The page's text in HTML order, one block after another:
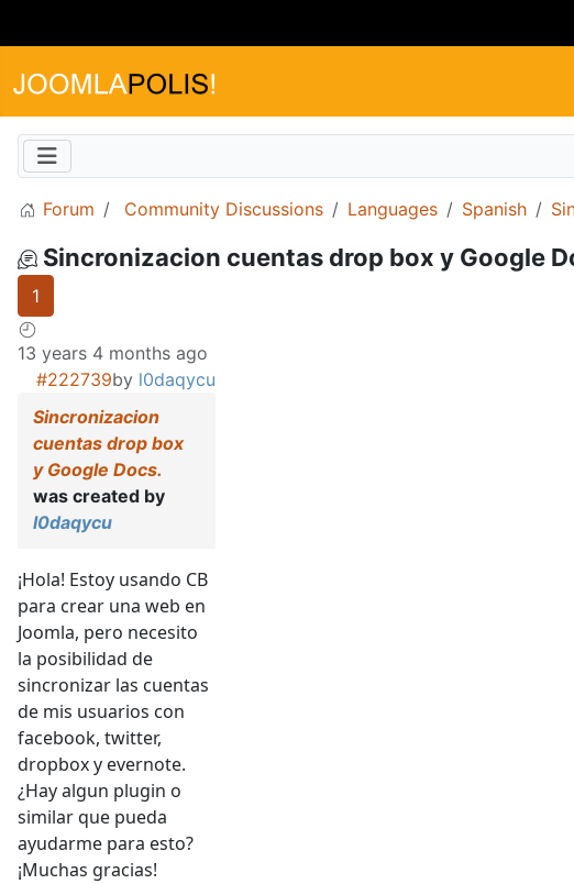
Forum Community Discussions Languages Spanish
Sincronizacion cuentas drop box y Google
1
13 years 4 months ago
#222739by l0daqycu
Sincronizacion
cuentas drop box
y Google Docs.
was created by
l0daqycu
¡Hola! Estoy usando CB
para crear una web en
Joomla, pero necesito
la posibilidad de
sincronizar las cuentas
de mis usuarios con
facebook, twitter,
dropbox y evernote.
¿Hay algun plugin o
similar que pueda
ayudarme para esto?
¡Muchas gracias!